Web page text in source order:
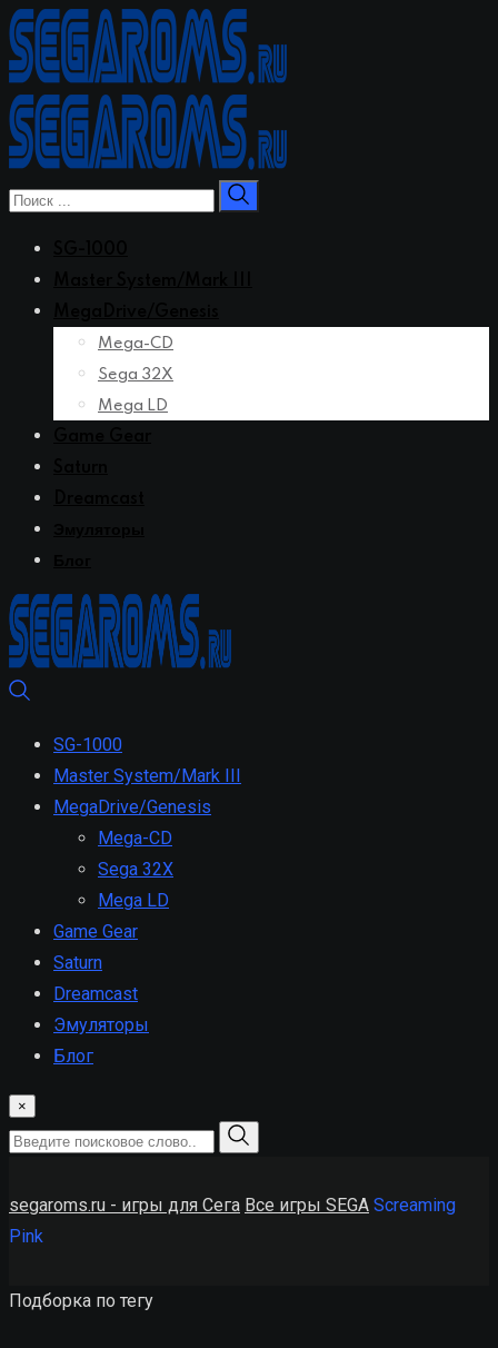
Перейти
к
контенту
Mega-CD
Sega 32X
Mega LD
SG-1000
Master System/Mark III
MegaDrive/Genesis
Mega-CD
Sega 32X
Mega LD
Game Gear
Saturn
Dreamcast
Эмуляторы
Блог
×
segaroms.ru - игры для Сега Все игры SEGA Screaming
Pink
Подборка по тегу